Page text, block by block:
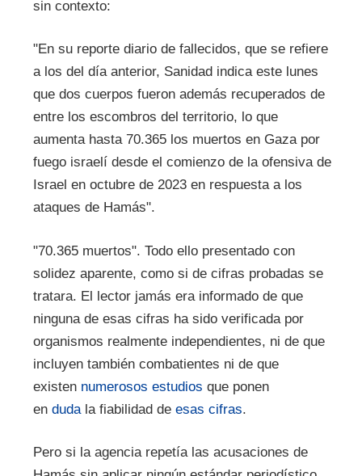
sin contexto:
"En su reporte diario de fallecidos, que se refiere
a los del día anterior, Sanidad indica este lunes
que dos cuerpos fueron además recuperados de
entre los escombros del territorio, lo que
aumenta hasta 70.365 los muertos en Gaza por
fuego israelí desde el comienzo de la ofensiva de
Israel en octubre de 2023 en respuesta a los
ataques de Hamás".
"70.365 muertos". Todo ello presentado con
solidez aparente, como si de cifras probadas se
tratara. El lector jamás era informado de que
ninguna de esas cifras ha sido verificada por
organismos realmente independientes, ni de que
incluyen también combatientes ni de que
existen numerosos estudios que ponen
en dudala fiabilidad de esas cifras.
Pero si la agencia repetía las acusaciones de